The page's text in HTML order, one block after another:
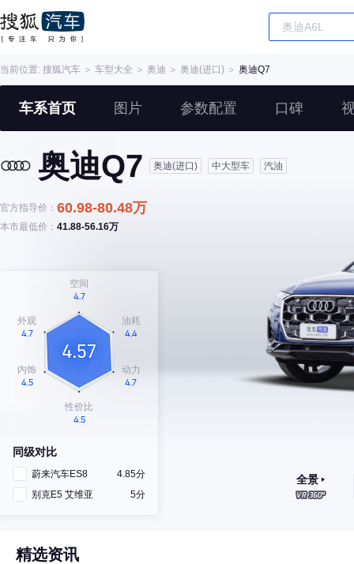
当前位置: 搜狐汽车 ＞ 车型大全 ＞ 奥迪 ＞ 奥迪(进口) ＞ 奥迪Q7
车系首页 图片 参数配置 口碑
奥迪Q7 奥迪(进口) 中大型车 汽油
官方指导价： 60.98-80.48万
本市最低价： 41.88-56.16万
同级对比
蔚来汽车ES8
4.85分
别克E5 艾维亚
5分
全景
精选资讯